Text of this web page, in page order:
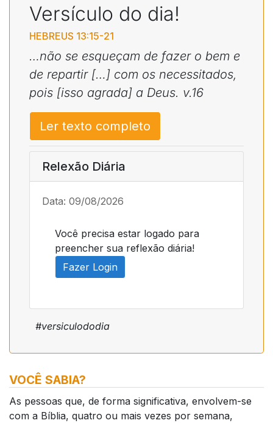
Versículo do dia!
HEBREUS 13:15-21
…não se esqueçam de fazer o bem e
de repartir […] com os necessitados,
pois [isso agrada] a Deus. v.16
Ler texto completo
Relexão Diária
Data: 09/08/2026
Você precisa estar logado para
preencher sua reflexão diária!
Fazer Login
#versiculododia
VOCÊ SABIA?
As pessoas que, de forma significativa, envolvem-se
com a Bíblia, quatro ou mais vezes por semana,